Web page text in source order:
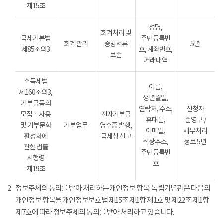
제15조
국세기본법
제85조의3
회계관리
회계처리 및
증빙서류
보존
성명,
주민등록번
호, 계좌번호,
거래내역
5년
소득세법
제160조의3,
기부금품의
모집ㆍ사용
및 기부문화
활성화에
관한 법률
시행령
제19조
기부업무
전자기부금
영수증 발행,
국세청 신고
이름,
생년월일,
연락처, 주소,
휴대폰,
이메일,
직장주소,
주민등록번
호
신청자
준영구 /
세무처리
정보 5년
2 정보주체의 동의를 받아 처리하는 개인정보 항목: 독립기념관은 다음의
개인정보 항목을 개인정보보호법 제15조 제1항 제1호 및 제22조 제1항
제7호에 따라 정보주체의 동의를 받아 처리하고 있습니다.